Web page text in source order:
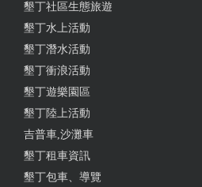
墾丁社區生態旅遊
墾丁水上活動
墾丁潛水活動
墾丁衝浪活動
墾丁遊樂園區
墾丁陸上活動
吉普車,沙灘車
墾丁租車資訊
墾丁包車、導覽